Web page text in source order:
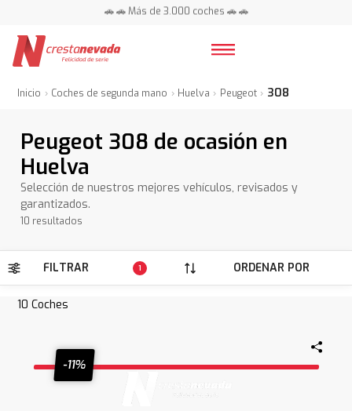
📍 Centros en toda España ⭐
📍 Centros en toda España ⭐
Inicio Coches de segunda mano Huelva Peugeot 308
Peugeot 308 de ocasión en
Huelva
Selección de nuestros mejores vehículos, revisados y
garantizados.
10 resultados
FILTRAR 1 ORDENAR POR
10 Coches
-11%